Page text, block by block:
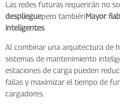
Las redes futuras requerirán no
desplieguepero tambiénMayor
inteligentes.
Al combinar una arquitectura de
sistemas de mantenimiento
estaciones de carga pueden
fallas y maximizar el tiempo de
cargadores.